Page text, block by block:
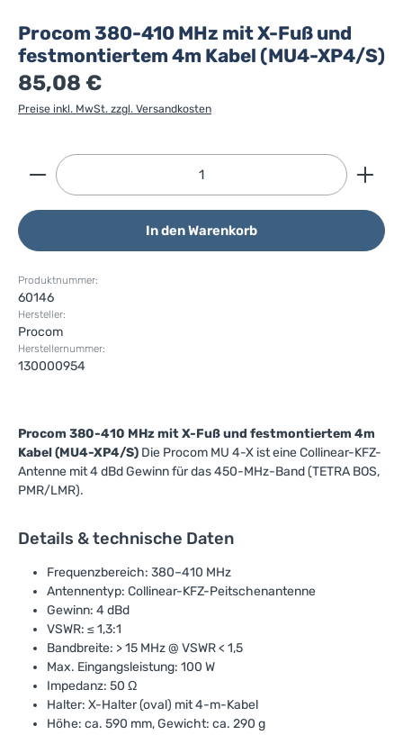
Procom 380-410 MHz mit X-Fuß und
festmontiertem 4m Kabel (MU4-XP4/S)
85,08 €
Preise inkl. MwSt. zzgl. Versandkosten
Produkt Anzahl: Gib den gewünschten Wert ein
In den Warenkorb
Produktnummer:
60146
Hersteller:
Procom
Herstellernummer:
130000954
Procom 380-410 MHz mit X-Fuß und festmontiertem 4m
Kabel (MU4-XP4/S) Die Procom MU 4-X ist eine Collinear-KFZ-
Antenne mit 4 dBd Gewinn für das 450-MHz-Band (TETRA BOS,
PMR/LMR).
Details & technische Daten
Frequenzbereich: 380–410 MHz
Antennentyp: Collinear-KFZ-Peitschenantenne
Gewinn: 4 dBd
VSWR: ≤ 1,3:1
Bandbreite: > 15 MHz @ VSWR < 1,5
Max. Eingangsleistung: 100 W
Impedanz: 50 Ω
Halter: X-Halter (oval) mit 4-m-Kabel
Höhe: ca. 590 mm, Gewicht: ca. 290 g